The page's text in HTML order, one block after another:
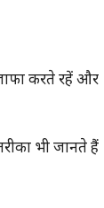
करते रहें और
भी जानते हैं